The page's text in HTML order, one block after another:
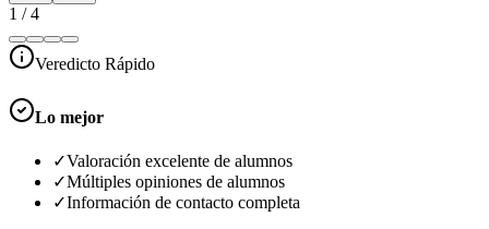
1 /4
Veredicto Rápido
Lo mejor
✓Valoración excelente de alumnos
✓Múltiples opiniones de alumnos
✓Información de contacto completa